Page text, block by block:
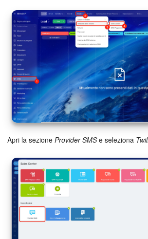
Apri la sezione Provider SMSe seleziona